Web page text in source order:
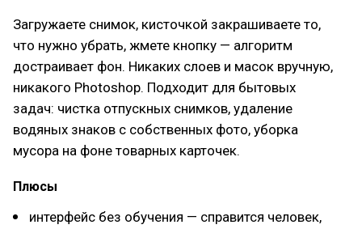
Загружаете снимок, кисточкой закрашиваете то,
что нужно убрать, жмете кнопку — алгоритм
достраивает фон. Никаких слоев и масок вручную,
никакого Photoshop. Подходит для бытовых
задач: чистка отпускных снимков, удаление
водяных знаков с собственных фото, уборка
мусора на фоне товарных карточек.
Плюсы
интерфейс без обучения — справится человек,